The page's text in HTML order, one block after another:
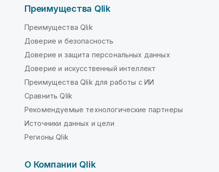
Преимущества Qlik
Преимущества Qlik
Доверие и безопасность
Доверие и защита персональных данных
Доверие и искусственный интеллект
Преимущества Qlik для работы с ИИ
Сравнить Qlik
Рекомендуемые технологические партнеры
Источники данных и цели
Регионы Qlik
О Компании Qlik